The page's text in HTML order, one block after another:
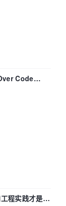
Code
程实践才是稀